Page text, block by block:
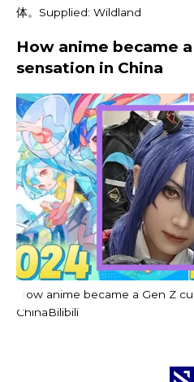
体。 Supplied: Wildland
How anime became
sensation in China
How anime became a Gen Z
ChinaBilibili